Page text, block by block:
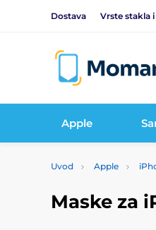
Dostava Vrste stakla
Apple
Uvod Apple
Maske za